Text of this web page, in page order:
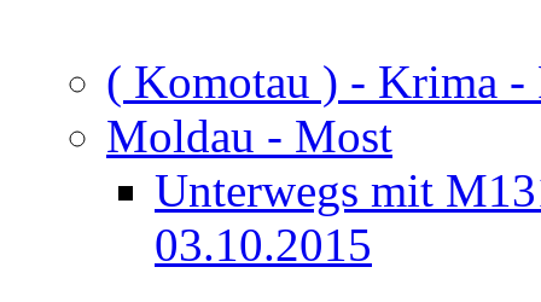
( Komotau ) - Krima -
Moldau - Most
Unterwegs mit
03.10.2015